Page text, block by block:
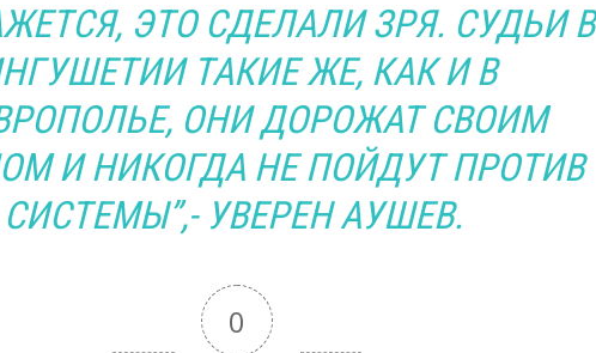
ЭТО СДЕЛАЛИ ЗРЯ. СУДЬИ В
ТАКИЕ ЖЕ, КАК И В
ОНИ ДОРОЖАТ СВОИМ
И НИКОГДА НЕ ПОЙДУТ ПРОТИВ
СИСТЕМЫ”,- УВЕРЕН АУШЕВ.
0